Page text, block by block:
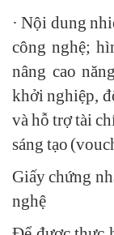
· Nội dung
công nghệ;
nâng cao
khởi nghiệp,
và hỗ trợ tài
sáng tạo
Giấy chứng
nghệ